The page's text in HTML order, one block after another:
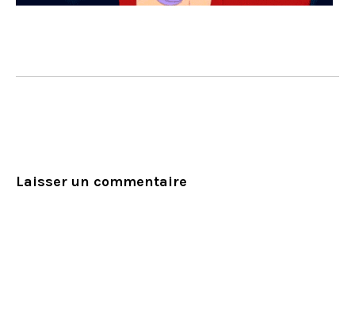
Laisser un commentaire